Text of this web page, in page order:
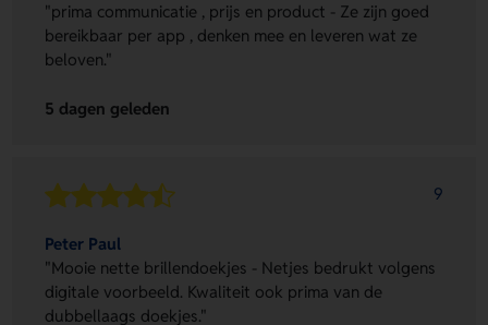
"prima communicatie , prijs en product - Ze zijn goed
bereikbaar per app , denken mee en leveren wat ze
beloven."
5 dagen geleden
9
Peter Paul
"Mooie nette brillendoekjes - Netjes bedrukt volgens
digitale voorbeeld. Kwaliteit ook prima van de
dubbellaags doekjes."